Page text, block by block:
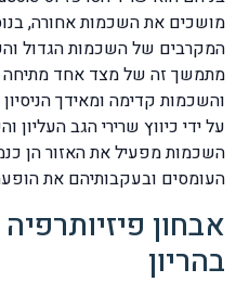
מושכים את השכמות אחורה,
מתמשך זה של מצד אחד מתיחה
והשכמות קדימה ומאידך
על ידי כיווץ שרירי הגב העליון
השכמות מפעיל את האזור הן
העומסים ובעקבותיהם את
אבחון
בהריון